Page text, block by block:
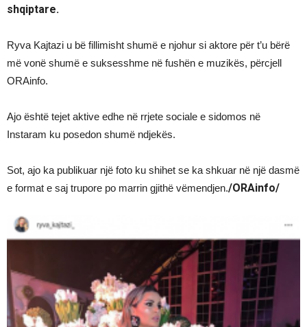
shqiptare.
Ryva Kajtazi u bë fillimisht shumë e njohur si aktore për t’u bërë
më vonë shumë e suksesshme në fushën e muzikës, përcjell
ORAinfo.
Ajo është tejet aktive edhe në rrjete sociale e sidomos në
Instaram ku posedon shumë ndjekës.
Sot, ajo ka publikuar një foto ku shihet se ka shkuar në një dasmë
e format e saj trupore po marrin gjithë vëmendjen./ORAinfo/